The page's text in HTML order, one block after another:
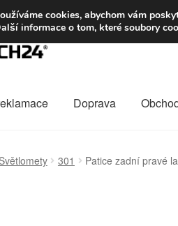
DOPRAVA od 139,-Kč
Doprava
Světlomety 301 Patice zadní pravé
cookies, abychom vám
informace o tom, které soubory